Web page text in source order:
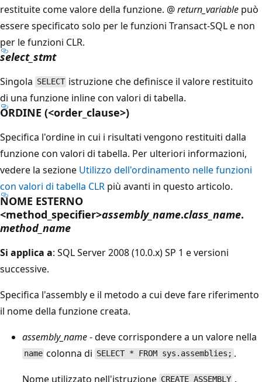
restituite come valore della funzione. @return_variable può
essere specificato solo per le funzioni Transact-SQL e non
per le funzioni CLR.
select_stmt
Singola SELECT istruzione che definisce il valore restituito
di una funzione inline con valori di tabella.
ORDINE (<order_clause>)
Specifica l'ordine in cui i risultati vengono restituiti dalla
funzione con valori di tabella. Per ulteriori informazioni,
vedere la sezione Utilizzo dell'ordinamento nelle funzioni
con valori di tabella CLR più avanti in questo articolo.
NOME ESTERNO
<method_specifier>assembly_name.class_name.
method_name
Si applica a: SQL Server 2008 (10.0.x) SP 1 e versioni
successive.
Specifica l'assembly e il metodo a cui deve fare riferimento
il nome della funzione creata.
assembly_name- deve corrispondere a un valore nella
name colonna di SELECT * FROM sys.assemblies; .
Nome utilizzato nell'istruzione CREATE ASSEMBLY .